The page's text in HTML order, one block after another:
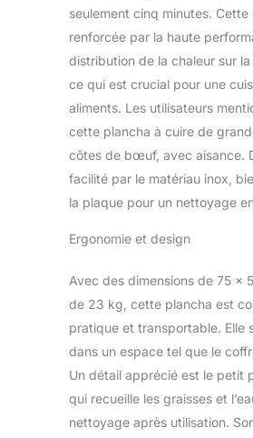
ET
5
de
ses
près
les
seulement cinq minutes.
renforcée par la haute
distribution de la chaleur sur
ce qui est crucial pour une
aliments. Les utilisateurs
cette plancha à cuire de
côtes de bœuf, avec aisance.
facilité par le matériau inox,
la plaque pour un nettoyage
Ergonomie et design
Avec des dimensions de 75 x
de 23 kg, cette plancha est
pratique et transportable. Elle
dans un espace tel que le
Un détail apprécié est le petit
qui recueille les graisses et
nettoyage après utilisation.